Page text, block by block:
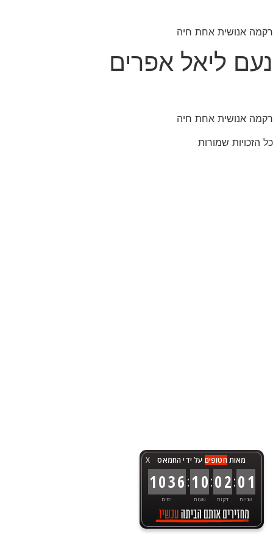
X מאותחטופים על ידי החמאס
1036
ימים
:10
שעות
:02
דקות
:01
שניות
רקמה אנושית אחת חיה
נעם ליאל אפרים
רקמה אנושית אחת חיה
כל הזכויות שמורות